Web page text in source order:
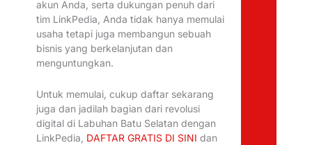
akun Anda, serta dukungan penuh dari
tim LinkPedia, Anda tidak hanya memulai
usaha tetapi juga membangun sebuah
bisnis yang berkelanjutan dan
menguntungkan.
Untuk memulai, cukup daftar sekarang
juga dan jadilah bagian dari revolusi
digital di Labuhan Batu Selatan dengan
LinkPedia, DAFTAR GRATIS DI SINI dan